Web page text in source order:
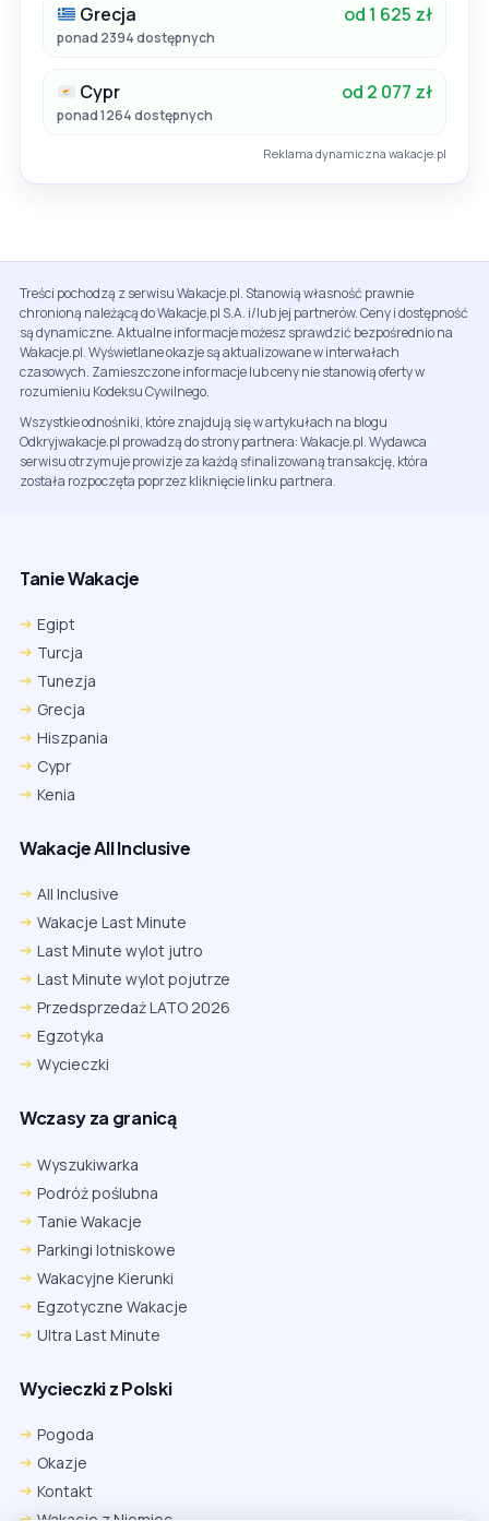
Grecja od 1 625 zł
ponad 2394 dostępnych
Cypr od 2 077 zł
ponad 1264 dostępnych
Reklama dynamiczna wakacje.pl
Treści pochodzą z serwisu Wakacje.pl. Stanowią własność prawnie
chronioną należącą do Wakacje.pl S.A. i/lub jej partnerów. Ceny i dostępność
są dynamiczne. Aktualne informacje możesz sprawdzić bezpośrednio na
Wakacje.pl. Wyświetlane okazje są aktualizowane w interwałach
czasowych. Zamieszczone informacje lub ceny nie stanowią oferty w
rozumieniu Kodeksu Cywilnego.
Wszystkie odnośniki, które znajdują się w artykułach na blogu
Odkryjwakacje.pl prowadzą do strony partnera: Wakacje.pl. Wydawca
serwisu otrzymuje prowizje za każdą sfinalizowaną transakcję, która
została rozpoczęta poprzez kliknięcie linku partnera.
Tanie Wakacje
Egipt
Turcja
Tunezja
Grecja
Hiszpania
Cypr
Kenia
Wakacje All Inclusive
All Inclusive
Wakacje Last Minute
Last Minute wylot jutro
Last Minute wylot pojutrze
Przedsprzedaż LATO 2026
Egzotyka
Wycieczki
Wczasy za granicą
Wyszukiwarka
Podróż poślubna
Tanie Wakacje
Parkingi lotniskowe
Wakacyjne Kierunki
Egzotyczne Wakacje
Ultra Last Minute
Wycieczki z Polski
Pogoda
Okazje
Kontakt